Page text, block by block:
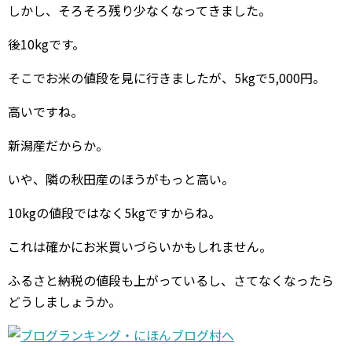
しかし、そろそろ残り少なくなってきました。
後10kgです。
そこでお米の値段を見に行きましたが、5kgで5,000円。
高いですね。
新潟産だからか。
いや、隣の秋田産のほうがもっと高い。
10kgの値段ではなく5kgですからね。
これは確かにお米買いづらいかもしれません。
ふるさと納税の値段も上がっているし、さてなくなったら
どうしましょうか。